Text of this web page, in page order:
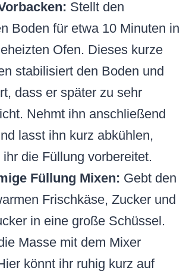
Stellt den
Boden für etwa 10 Minuten in
Ofen. Dieses kurze
stabilisiert den Boden und
dass er später zu sehr
Nehmt ihn anschließend
lasst ihn kurz abkühlen,
die Füllung vorbereitet.
Füllung Mixen: Gebt den
Frischkäse, Zucker und
in eine große Schüssel.
Masse mit dem Mixer
könnt ihr ruhig kurz auf